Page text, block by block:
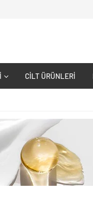
CILT ÜRÜNLERI